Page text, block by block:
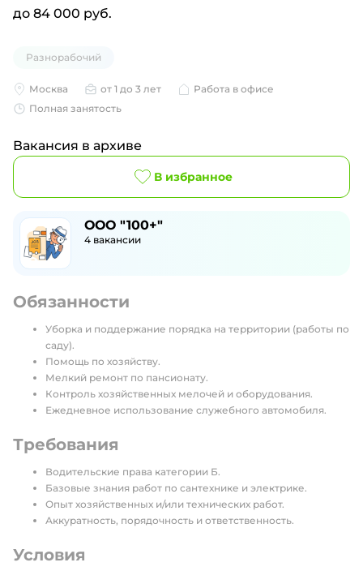
до 84 000 руб.
Разнорабочий
Москва от 1 до 3 лет
Работа в офисе
Полная занятость
Вакансия в архиве
В избранное
ООО "100+"
4 вакансии
Обязанности
Уборка и поддержание порядка на территории (работы по
саду).
Помощь по хозяйству.
Мелкий ремонт по пансионату.
Контроль хозяйственных мелочей и оборудования.
Ежедневное использование служебного автомобиля.
Требования
Водительские права категории Б.
Базовые знания работ по сантехнике и электрике.
Опыт хозяйственных и/или технических работ.
Аккуратность, порядочность и ответственность.
Условия